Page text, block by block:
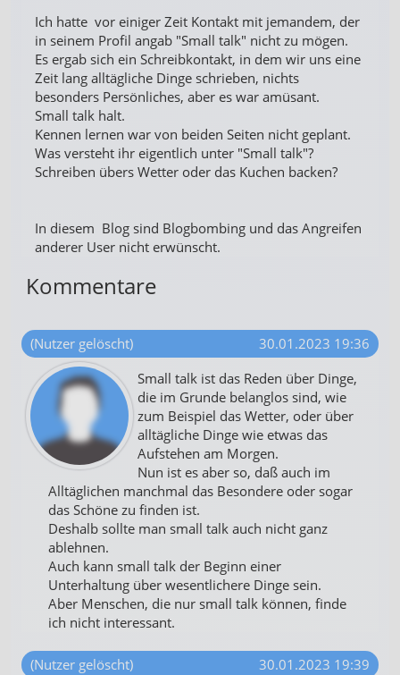
Ich hatte vor einiger Zeit Kontakt mit jemandem, der
in seinem Profil angab "Small talk" nicht zu mögen.
Es ergab sich ein Schreibkontakt, in dem wir uns eine
Zeit lang alltägliche Dinge schrieben, nichts
besonders Persönliches, aber es war amüsant.
Small talk halt.
Kennen lernen war von beiden Seiten nicht geplant.
Was versteht ihr eigentlich unter "Small talk"?
Schreiben übers Wetter oder das Kuchen backen?
In diesem Blog sind Blogbombing und das Angreifen
anderer User nicht erwünscht.
Kommentare
(Nutzer gelöscht)
30.01.2023 19:36
Small talk ist das Reden über Dinge,
die im Grunde belanglos sind, wie
zum Beispiel das Wetter, oder über
alltägliche Dinge wie etwas das
Aufstehen am Morgen.
Nun ist es aber so, daß auch im
Alltäglichen manchmal das Besondere oder sogar
das Schöne zu finden ist.
Deshalb sollte man small talk auch nicht ganz
ablehnen.
Auch kann small talk der Beginn einer
Unterhaltung über wesentlichere Dinge sein.
Aber Menschen, die nur small talk können, finde
ich nicht interessant.
(Nutzer gelöscht)
30.01.2023 19:39